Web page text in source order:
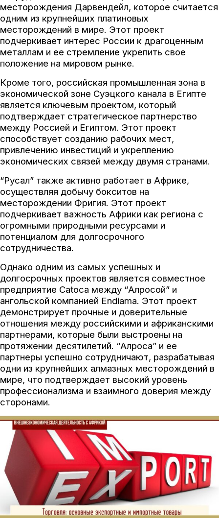
месторождения Дарвендейл, которое считается
одним из крупнейших платиновых
месторождений в мире. Этот проект
подчеркивает интерес России к драгоценным
металлам и ее стремление укрепить свое
положение на мировом рынке.
Кроме того, российская промышленная зона в
экономической зоне Суэцкого канала в Египте
является ключевым проектом, который
подтверждает стратегическое партнерство
между Россией и Египтом. Этот проект
способствует созданию рабочих мест,
привлечению инвестиций и укреплению
экономических связей между двумя странами.
“Русал” также активно работает в Африке,
осуществляя добычу бокситов на
месторождении Фригия. Этот проект
подчеркивает важность Африки как региона с
огромными природными ресурсами и
потенциалом для долгосрочного
сотрудничества.
Однако одним из самых успешных и
долгосрочных проектов является совместное
предприятие Catoca между “Алросой” и
ангольской компанией Endiama. Этот проект
демонстрирует прочные и доверительные
отношения между российскими и африканскими
партнерами, которые были выстроены на
протяжении десятилетий. “Алроса” и ее
партнеры успешно сотрудничают, разрабатывая
одни из крупнейших алмазных месторождений в
мире, что подтверждает высокий уровень
профессионализма и взаимного доверия между
сторонами.